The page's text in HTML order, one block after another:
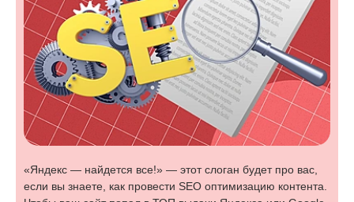
«Яндекс — найдется все!» — этот слоган будет про вас,
если вы знаете, как провести SEO оптимизацию контента.